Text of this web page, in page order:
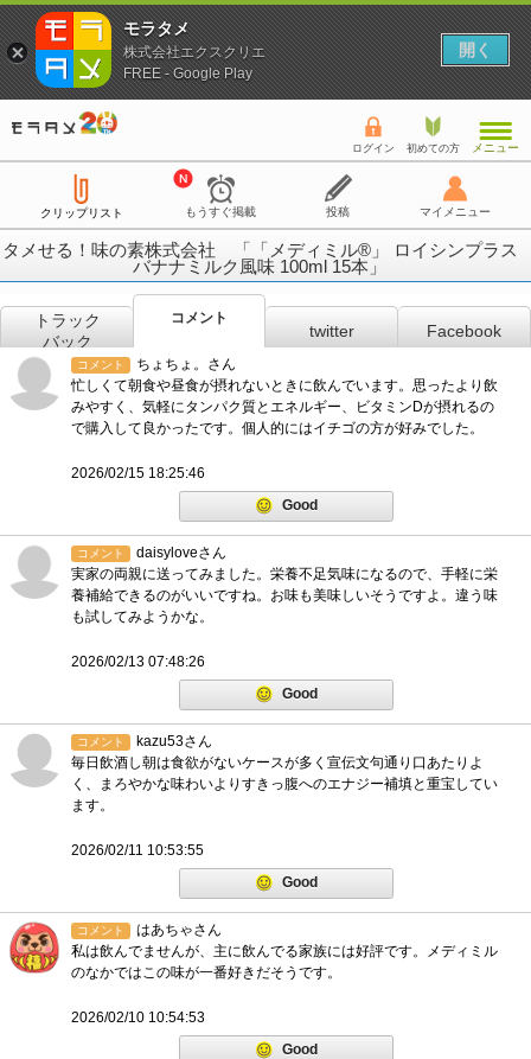
ログイン 初めての方 メニュー
クリップリスト もうすぐ掲載 投稿 マイメニュー
タメせる！味の素株式会社 「「メディミル®」 ロイシンプラス
バナナミルク風味 100ml 15本」
トラック
バック
コメント
twitter Facebook
コメント
ちょちょ。さん
忙しくて朝食や昼食が摂れないときに飲んでいます。思ったより飲
みやすく、気軽にタンパク質とエネルギー、ビタミンDが摂れるの
で購入して良かったです。個人的にはイチゴの方が好みでした。
2026/02/15 18:25:46
Good
コメント
daisyloveさん
実家の両親に送ってみました。栄養不足気味になるので、手軽に栄
養補給できるのがいいですね。お味も美味しいそうですよ。違う味
も試してみようかな。
2026/02/13 07:48:26
Good
コメント
kazu53さん
毎日飲酒し朝は食欲がないケースが多く宣伝文句通り口あたりよ
く、まろやかな味わいよりすきっ腹へのエナジー補填と重宝してい
ます。
2026/02/11 10:53:55
Good
コメント
はあちゃさん
私は飲んでませんが、主に飲んでる家族には好評です。メディミル
のなかではこの味が一番好きだそうです。
2026/02/10 10:54:53
Good
モラタメ
株式会社エクスクリエ
FREE - Google Play
開く